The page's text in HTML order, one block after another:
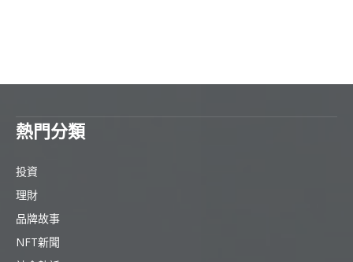
熱門分類
投資
理財
品牌故事
NFT新聞